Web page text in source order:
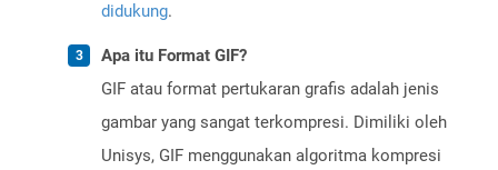
didukung.
Apa itu Format GIF?
GIF atau format pertukaran grafis adalah jenis
gambar yang sangat terkompresi. Dimiliki oleh
Unisys, GIF menggunakan algoritma kompresi